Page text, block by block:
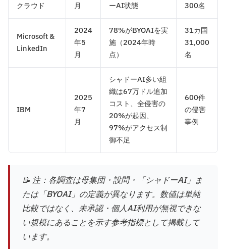
クラウド
月
ーAI状態
300名
Microsoft &
LinkedIn
2024
年5
月
78%がBYOAIを実
施（2024年時
点）
31カ国
31,000
名
IBM
2025
年7
月
シャドーAI多い組
織は67万ドル追加
コスト、全侵害の
20%が起因、
97%がアクセス制
御不足
600件
の侵害
事例
📝 注：各調査は母集団・設問・「シャドーAI」ま
たは「BYOAI」の定義が異なります。数値は単純
比較ではなく、未承認・個人AI利用が無視できな
い規模にあることを示す参考指標として掲載して
います。